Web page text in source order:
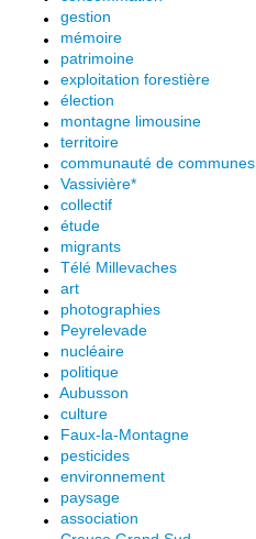
gestion
mémoire
patrimoine
exploitation forestière
élection
montagne limousine
territoire
communauté de communes
Vassivière*
collectif
étude
migrants
Télé Millevaches
art
photographies
Peyrelevade
nucléaire
politique
Aubusson
culture
Faux-la-Montagne
pesticides
environnement
paysage
association